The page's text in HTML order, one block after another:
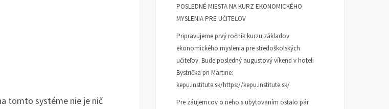
tomto systéme nie je nič
POSLEDNÉ MIESTA NA KURZ EKONOMICKÉHO
MYSLENIA PRE UČITEĽOV
Pripravujeme prvý ročník kurzu základov
ekonomického myslenia pre stredoškolských
učiteľov. Bude posledný augustový víkend v hoteli
Bystrička pri Martine:
kepu.institute.sk/https://kepu.institute.sk/
Pre záujemcov o neho s ubytovaním ostalo pár